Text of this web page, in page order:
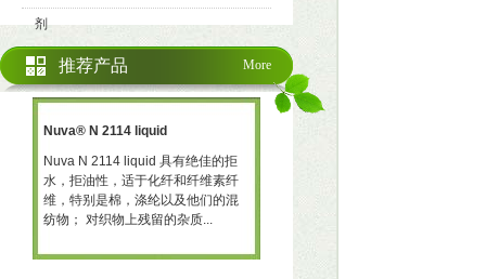
剂
More
推荐产品
Nuva® N 2114 liquid
Nuva N 2114 liquid 具有绝佳的拒
水，拒油性，适于化纤和纤维素纤
维，特别是棉，涤纶以及他们的混
纺物； 对织物上残留的杂质...
水、拒油整理剂。 产品特性  赋予